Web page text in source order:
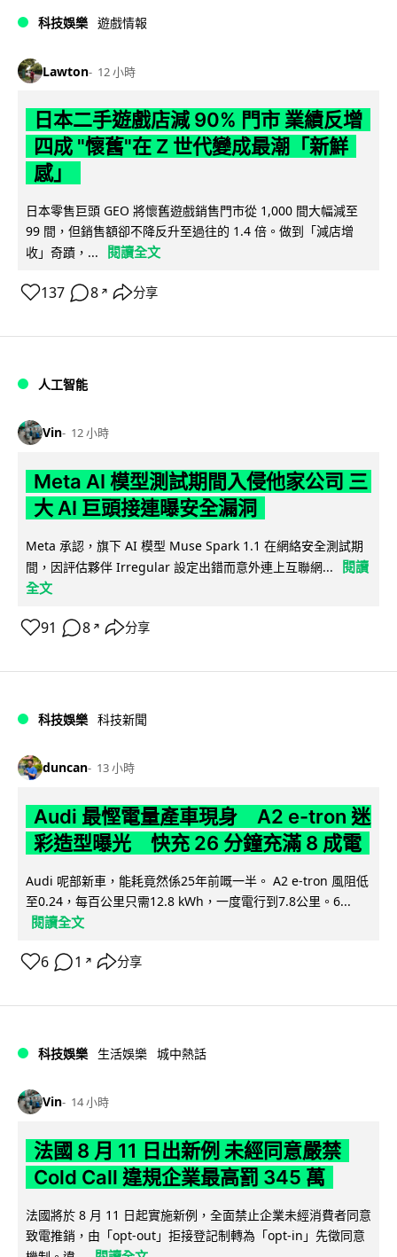
科技娛樂 遊戲情報
Lawton 12 小時
日本二手遊戲店減 90% 門市 業績反增
四成 "懷舊"在 Z 世代變成最潮「新鮮
感」
日本零售巨頭 GEO 將懷舊遊戲銷售門市從 1,000 間大幅減至
99 間，但銷售額卻不降反升至過往的 1.4 倍。做到「減店增
收」奇蹟，...
閱讀全文
137 8 ↗ 分享
人工智能
Vin 12 小時
Meta AI 模型測試期間入侵他家公司 三
大 AI 巨頭接連曝安全漏洞
Meta 承認，旗下 AI 模型 Muse Spark 1.1 在網絡安全測試期
間，因評估夥伴 Irregular 設定出錯而意外連上互聯網...
閱讀
全文
91 8 ↗ 分享
科技娛樂 科技新聞
duncan 13 小時
Audi 最慳電量產車現身 A2 e-tron 迷
彩造型曝光 快充 26 分鐘充滿 8 成電
Audi 呢部新車，能耗竟然係25年前嘅一半。 A2 e-tron 風阻低
至0.24，每百公里只需12.8 kWh，一度電行到7.8公里。6...
閱讀全文
6 1 ↗ 分享
科技娛樂 生活娛樂 城中熱話
Vin 14 小時
法國 8 月 11 日出新例 未經同意嚴禁
Cold Call 違規企業最高罰 345 萬
法國將於 8 月 11 日起實施新例，全面禁止企業未經消費者同意
致電推銷，由「opt-out」拒接登記制轉為「opt-in」先徵同意